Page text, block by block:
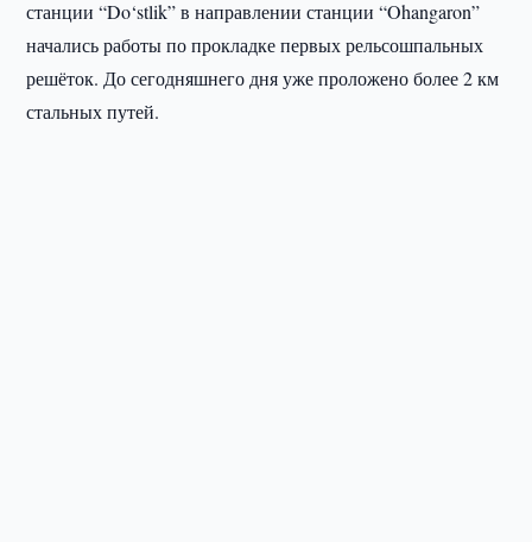
станции “Do‘stlik” в направлении станции “Ohangaron”
начались работы по прокладке первых рельсошпальных
решёток. До сегодняшнего дня уже проложено более 2 км
стальных путей.